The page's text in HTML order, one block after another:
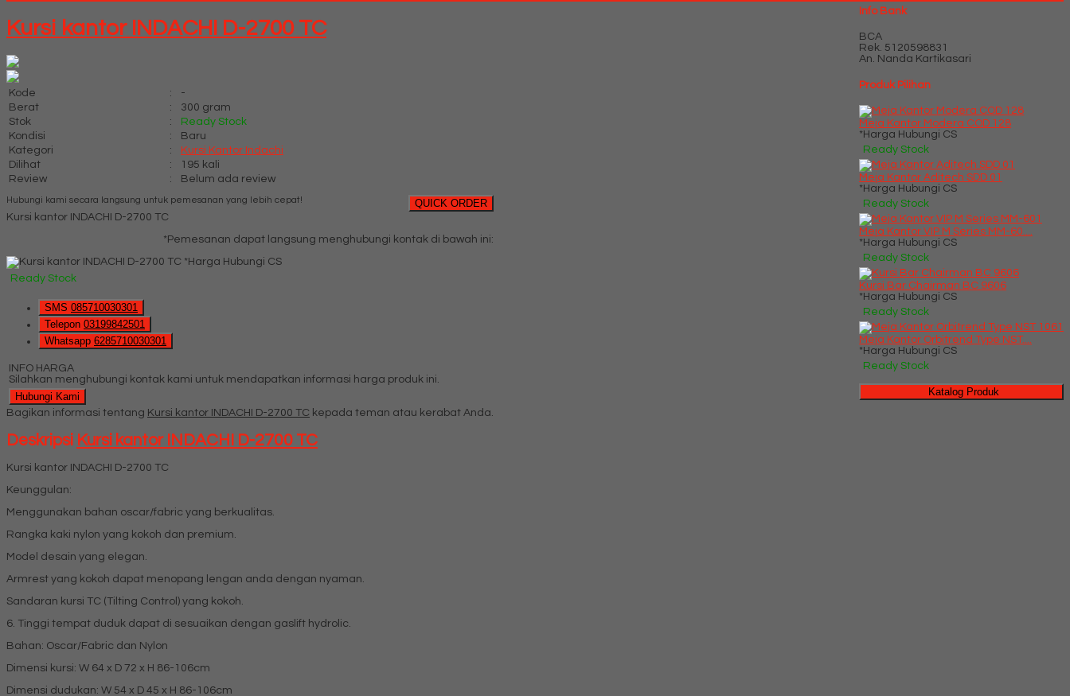
Kursi kantor INDACHI D-2700 TC
Kode :
-
Berat
:
300 gram
Stok
:
Ready Stock
Kondisi
:
Baru
Kategori
:
Kursi Kantor Indachi
Dilihat
:
195 kali
Review
: Belum ada review
QUICK ORDER
Hubungi kami secara langsung untuk pemesanan yang lebih cepat!
Kursi kantor INDACHI D-2700 TC
*Pemesanan dapat langsung menghubungi kontak di bawah ini:
*Harga Hubungi CS
Ready Stock
SMS 085710030301
Telepon 03199842501
Whatsapp 6285710030301
INFO HARGA
Silahkan menghubungi kontak kami untuk mendapatkan informasi harga produk ini.
Hubungi Kami
Bagikan informasi tentang Kursi kantor INDACHI D-2700 TC kepada teman atau kerabat Anda.
Deskripsi Kursi kantor INDACHI D-2700 TC
Kursi kantor INDACHI D-2700 TC
Keunggulan:
Menggunakan bahan oscar/fabric yang berkualitas.
Rangka kaki nylon yang kokoh dan premium.
Model desain yang elegan.
Armrest yang kokoh dapat menopang lengan anda dengan nyaman.
Sandaran kursi TC (Tilting Control) yang kokoh.
6. Tinggi tempat duduk dapat di sesuaikan dengan gaslift hydrolic.
Bahan: Oscar/Fabric dan Nylon
Dimensi kursi: W 64 x D 72 x H 86-106cm
Dimensi dudukan: W 54 x D 45 x H 86-106cm
Info Bank
BCA
Rek. 5120598831
An. Nanda Kartikasari
Produk Pilihan
Meja Kantor Modera COD 128
*Harga Hubungi CS
Ready Stock
Meja Kantor Aditech SDD 01
*Harga Hubungi CS
Ready Stock
Meja Kantor VIP M Series MM-60....
*Harga Hubungi CS
Ready Stock
Kursi Bar Chairman BC 9606
*Harga Hubungi CS
Ready Stock
Meja Kantor Orbitrend Type NST....
*Harga Hubungi CS
Ready Stock
Katalog Produk